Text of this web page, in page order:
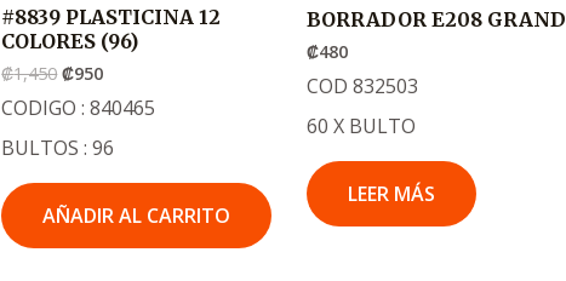
#8839 PLASTICINA 12
COLORES (96)
₡1,450 ₡950
CODIGO : 840465
BULTOS : 96
AÑADIR AL CARRITO
BORRADOR E208
₡480
COD 832503
60 X BULTO
LEER MÁS